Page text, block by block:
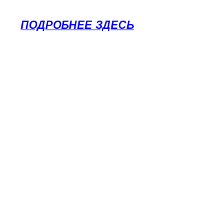
ПОДРОБНЕЕ ЗДЕСЬ